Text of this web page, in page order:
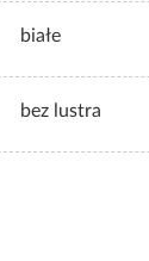
białe
bez lustra